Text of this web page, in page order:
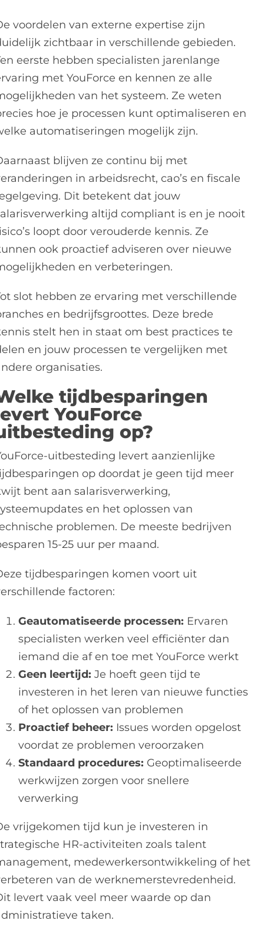
voordelen van externe expertise zijn
zichtbaar in verschillende gebieden.
eerste hebben specialisten jarenlange
met YouForce en kennen ze alle
van het systeem. Ze weten
hoe je processen kunt optimaliseren en
automatiseringen mogelijk zijn.
blijven ze continu bij met
in arbeidsrecht, cao’s en fiscale
Dit betekent dat jouw
altijd compliant is en je nooit
loopt door verouderde kennis. Ze
ook proactief adviseren over nieuwe
en verbeteringen.
slot hebben ze ervaring met verschillende
en bedrijfsgroottes. Deze brede
stelt hen in staat om best practices te
en jouw processen te vergelijken met
organisaties.
tijdbesparingen
YouForce
op?
uitbesteding levert aanzienlijke
op doordat je geen tijd meer
bent aan salarisverwerking,
en het oplossen van
problemen. De meeste bedrijven
15-25 uur per maand.
tijdbesparingen komen voort uit
factoren:
Geautomatiseerde processen: Ervaren
specialisten werken veel efficiënter dan
iemand die af en toe met YouForce werkt
Geen leertijd: Je hoeft geen tijd te
investeren in het leren van nieuwe functies
of het oplossen van problemen
Proactief beheer: Issues worden opgelost
voordat ze problemen veroorzaken
Standaard procedures: Geoptimaliseerde
werkwijzen zorgen voor snellere
verwerking
vrijgekomen tijd kun je investeren in
HR-activiteiten zoals talent
medewerkersontwikkeling of het
van de werknemerstevredenheid.
levert vaak veel meer waarde op dan
taken.